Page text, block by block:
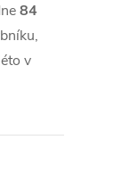
84
v